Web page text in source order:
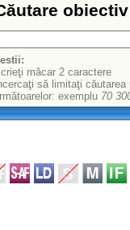
obiectiv
măcar 2 caractere
să limitaţi căutarea
exemplu 70